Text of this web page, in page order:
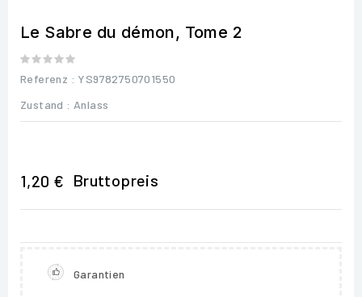
Le Sabre du démon, Tome 2
Referenz : YS9782750701550
Zustand : Anlass
1,20 € Bruttopreis
Garantien